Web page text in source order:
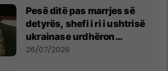
Pesë ditë pas marrjes së
detyrës, shefi i ri i ushtrisë
ukrainase urdhëron
kontroll të madh
26/07/2026